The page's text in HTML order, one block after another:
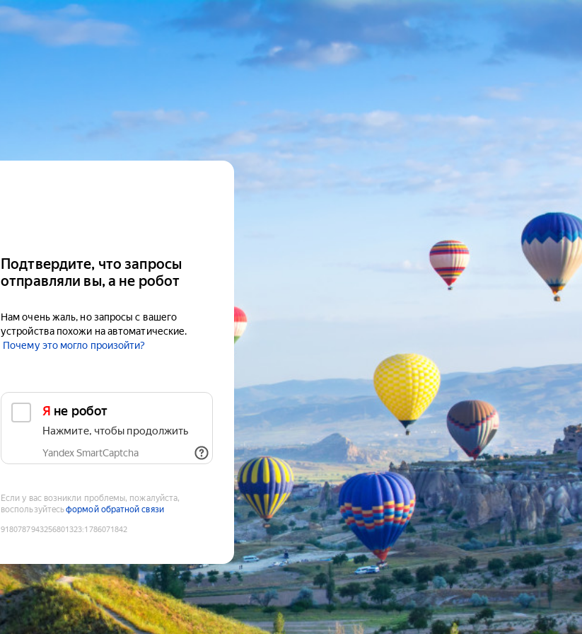
Подтвердите, что запросы
отправляли вы, а не робот
Нам очень жаль, но запросы с вашего
устройства похожи на автоматические.
Почему это могло произойти?
Я не робот
Нажмите, чтобы продолжить
Yandex SmartCaptcha
Если у вас возникли проблемы, пожалуйста,
воспользуйтесьформой обратной связи
9180787943256801323:1786071842